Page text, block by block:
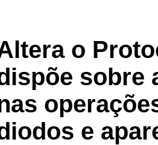
o
sobre
e